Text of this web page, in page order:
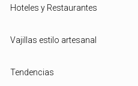
Hoteles y Restaurantes
Vajillas estilo artesanal
Tendencias